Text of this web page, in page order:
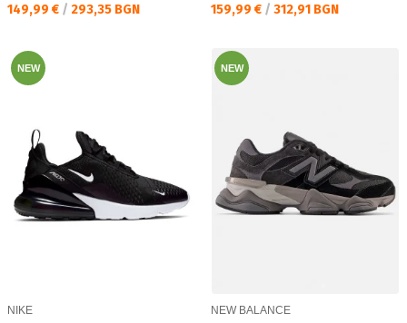
Текуща цена:
149,99 € / 293,35 BGN Текуща цена:
159,99 € / 312,91 BGN
NEW
NIKE
NEW
NEW BALANCE